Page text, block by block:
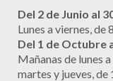
Del 2 de Junio al
Lunes a viernes, de
Del 1 de Octubre
Mañanas de lunes
martes y jueves, de